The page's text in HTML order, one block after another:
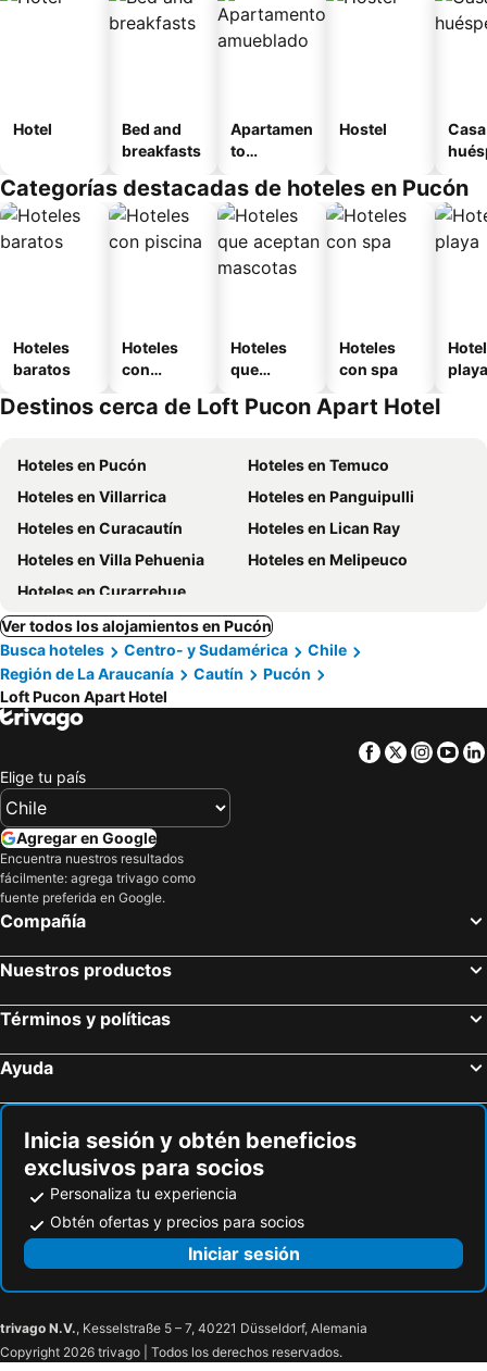
Hotel
Bed and
breakfasts
Apartamen
to
o
Hostel
Categorías destacadas de hoteles en Pucón
Hoteles
baratos
Hoteles
con
Hoteles
que
mascotas
Hoteles
con spa
playa
Destinos cerca de Loft Pucon Apart Hotel
Hoteles en Pucón
Hoteles en Temuco
Hoteles en Villarrica
Hoteles en Panguipulli
Hoteles en Curacautín
Hoteles en Lican Ray
Hoteles en Villa Pehuenia
Hoteles en Melipeuco
Hoteles en Curarrehue
Ver todos los alojamientos en Pucón
Busca hoteles
Centro- y Sudamérica
Chile
Región de La Araucanía
Cautín
Pucón
Loft Pucon Apart Hotel
Facebook
Twitter
Elige tu país
Agregar en Google
Encuentra nuestros resultados
fácilmente: agrega trivago como
fuente preferida en Google.
Compañía
Nuestros productos
Términos y políticas
Ayuda
Inicia sesión y obtén beneficios
exclusivos para socios
Personaliza tu experiencia
Obtén ofertas y precios para socios
Iniciar sesión
trivago N.V., Kesselstraße 5 – 7, 40221 Düsseldorf, Alemania
Copyright 2026 trivago | Todos los derechos reservados.